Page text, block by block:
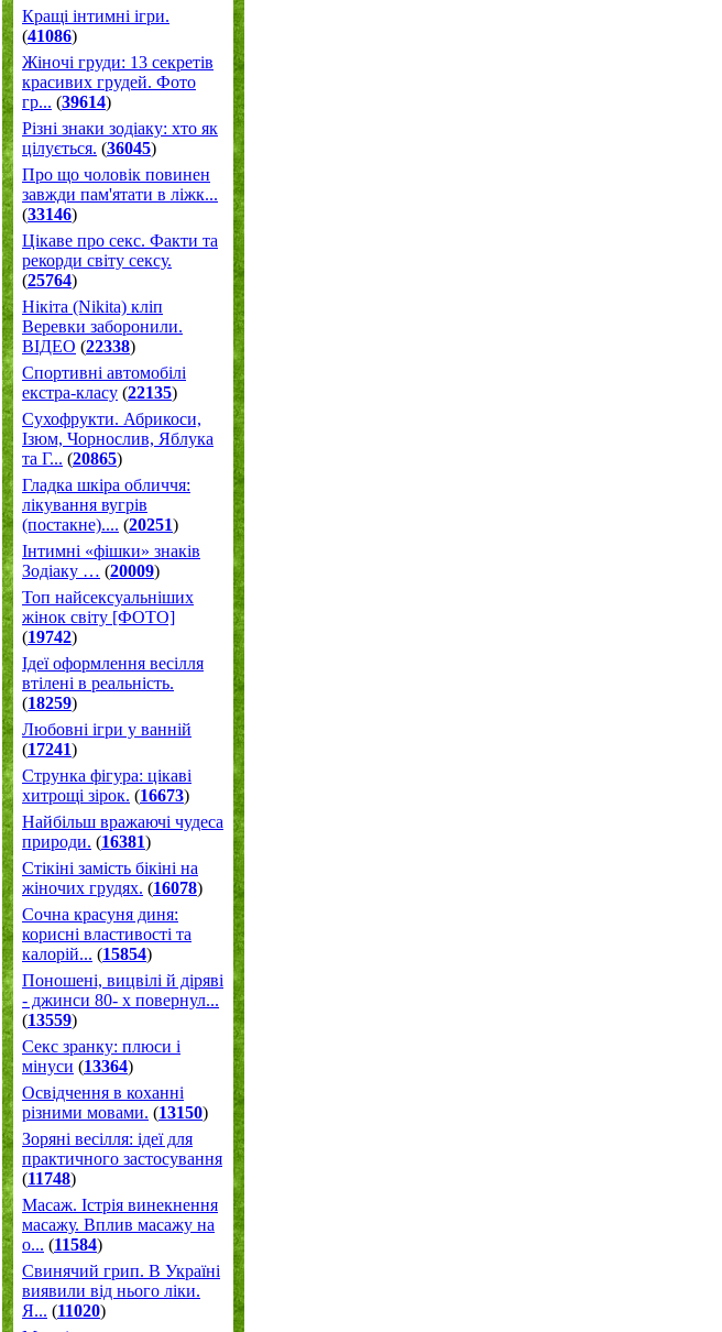
Кращі інтимні ігри.
(41086)
Жіночі груди: 13 секретів
красивих грудей. Фото
гр... (39614)
Різні знаки зодіаку: хто як
цілується. (36045)
Про що чоловік повинен
завжди пам'ятати в ліжк...
(33146)
Цікаве про секс. Факти та
рекорди світу сексу.
(25764)
Нікіта (Nikita) кліп
Веревки заборонили.
ВІДЕО (22338)
Спортивні автомобілі
екстра-класу (22135)
Cухофрукти. Абрикоси,
Ізюм, Чорнослив, Яблука
та Г... (20865)
Гладка шкіра обличчя:
лікування вугрів
(постакне).... (20251)
Інтимні «фішки» знаків
Зодіаку … (20009)
Топ найсексуальніших
жінок світу [ФОТО]
(19742)
Ідеї оформлення весілля
втілені в реальність.
(18259)
Любовні ігри у ванній
(17241)
Струнка фігура: цікаві
хитрощі зірок. (16673)
Найбільш вражаючі чудеса
природи. (16381)
Стікіні замість бікіні на
жіночих грудях. (16078)
Сочна красуня диня:
корисні властивості та
калорій... (15854)
Поношені, вицвілі й діряві
- джинси 80- х повернул...
(13559)
Секс зранку: плюси і
мінуси (13364)
Освідчення в коханні
різними мовами. (13150)
Зоряні весілля: ідеї для
практичного застосування
(11748)
Масаж. Істрія винекнення
масажу. Вплив масажу на
о... (11584)
Свинячий грип. В Україні
виявили від нього ліки.
Я... (11020)